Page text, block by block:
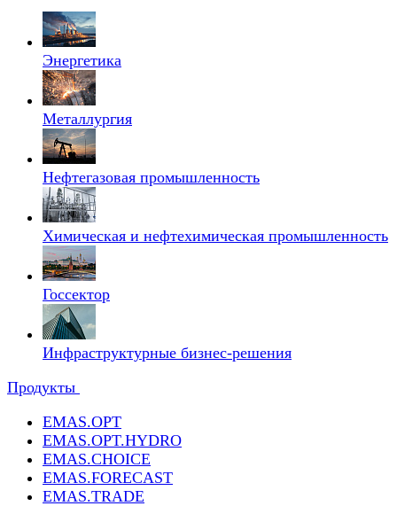
Энергетика
Металлургия
Нефтегазовая промышленность
Химическая и нефтехимическая промышленность
Госсектор
Инфраструктурные бизнес-решения
Продукты
EMAS.OPT
EMAS.OPT.HYDRO
EMAS.CHOICE
EMAS.FORECAST
EMAS.TRADE